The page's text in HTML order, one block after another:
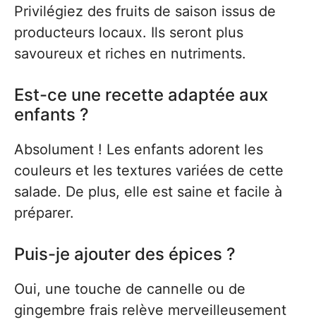
Privilégiez des fruits de saison issus de
producteurs locaux. Ils seront plus
savoureux et riches en nutriments.
Est-ce une recette adaptée aux
enfants ?
Absolument ! Les enfants adorent les
couleurs et les textures variées de cette
salade. De plus, elle est saine et facile à
préparer.
Puis-je ajouter des épices ?
Oui, une touche de cannelle ou de
gingembre frais relève merveilleusement